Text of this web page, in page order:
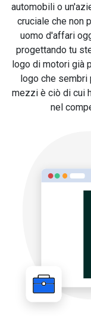
automobili o
cruciale che non
uomo d'affari
progettando tu
logo di motori già
logo che
mezzi è ciò di cui
nel